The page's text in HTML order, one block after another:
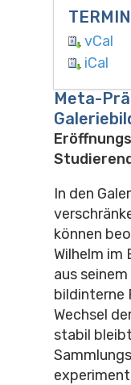
vCal
iCal
Meta-
In den
können
Wilhelm im
aus
bildinterne
Wechsel
stabil